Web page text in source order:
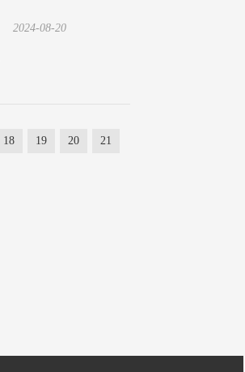
2024-08-20
18 19 20
21